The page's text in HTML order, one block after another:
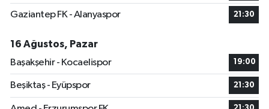
Gaziantep FK - Alanyaspor 21:30
16 Ağustos, Pazar
Başakşehir - Kocaelispor
19:00
Beşiktaş - Eyüpspor 21:30